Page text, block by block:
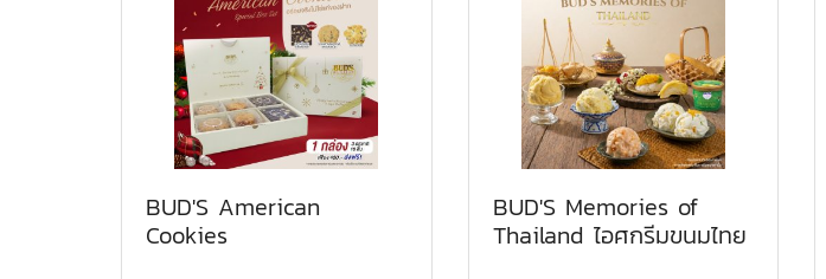
BUD'S American
Cookies
BUD'S Memories of
Thailand ไอศกรีมขนมไทย